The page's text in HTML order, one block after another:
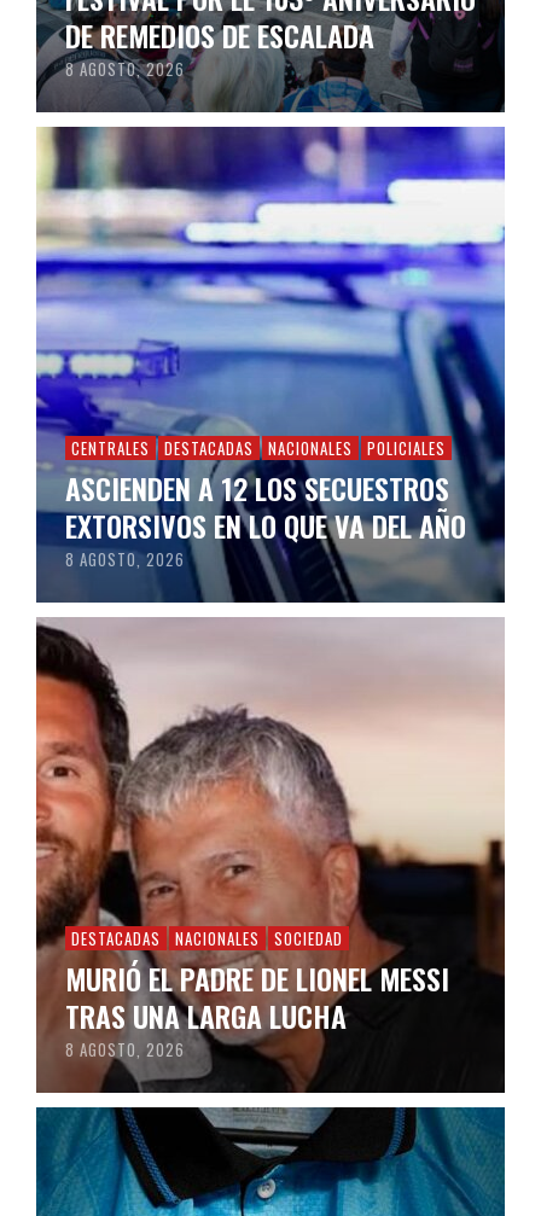
DE REMEDIOS DE ESCALADA
8 AGOSTO, 2026
CENTRALES DESTACADAS NACIONALES POLICIALES
ASCIENDEN A 12 LOS SECUESTROS
EXTORSIVOS EN LO QUE VA DEL AÑO
8 AGOSTO, 2026
DESTACADAS NACIONALES SOCIEDAD
MURIÓ EL PADRE DE LIONEL MESSI
TRAS UNA LARGA LUCHA
8 AGOSTO, 2026